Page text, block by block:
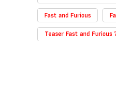
Fast and Furious
Teaser Fast and Furious